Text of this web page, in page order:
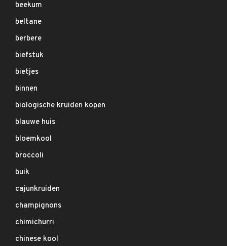
beekum
beltane
berbere
biefstuk
bietjes
binnen
biologische kruiden kopen
blauwe huis
bloemkool
broccoli
buik
cajunkruiden
champignons
chimichurri
chinese kool